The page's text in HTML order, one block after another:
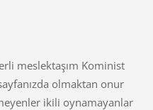
meslektaşım Kominist
olmaktan onur
ikili oynamayanlar